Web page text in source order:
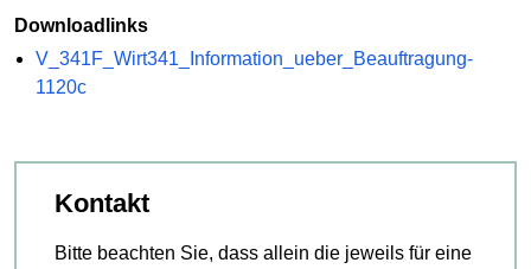
Downloadlinks
V_341F_Wirt341_Information_ueber_Beauftragung-
1120c
Kontakt
Bitte beachten Sie, dass allein die jeweils für eine